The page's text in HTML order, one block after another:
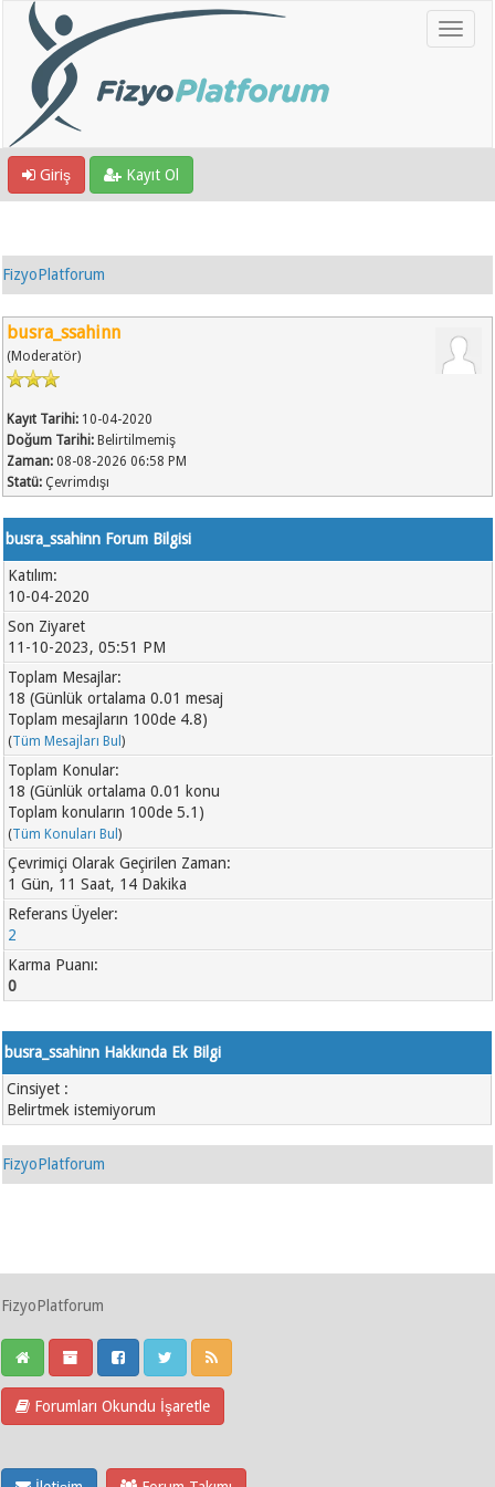
Giriş Kayıt Ol
FizyoPlatforum
busra_ssahinn
(Moderatör)
Kayıt Tarihi: 10-04-2020
Doğum Tarihi: Belirtilmemiş
Zaman: 08-08-2026 06:58 PM
Statü: Çevrimdışı
busra_ssahinn Forum Bilgisi
Katılım:
10-04-2020
Son Ziyaret
11-10-2023, 05:51 PM
Toplam Mesajlar:
18 (Günlük ortalama 0.01 mesaj
Toplam mesajların 100de 4.8)
(Tüm Mesajları Bul)
Toplam Konular:
18 (Günlük ortalama 0.01 konu
Toplam konuların 100de 5.1)
(Tüm Konuları Bul)
Çevrimiçi Olarak Geçirilen Zaman:
1 Gün, 11 Saat, 14 Dakika
Referans Üyeler:
2
Karma Puanı:
0
busra_ssahinn Hakkında Ek Bilgi
Cinsiyet :
Belirtmek istemiyorum
FizyoPlatforum
FizyoPlatforum
Forumları Okundu İşaretle